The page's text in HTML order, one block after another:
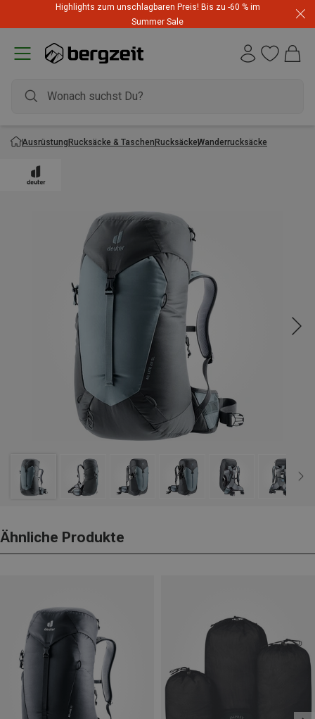
Highlights zum unschlagbaren Preis! Bis zu -60 % im
Summer Sale
AusrüstungRucksäcke & TaschenRucksäckeWanderrucksäcke
Ähnliche Produkte